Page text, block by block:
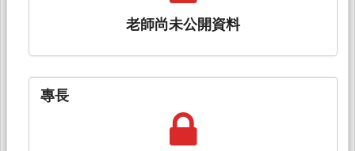
老師尚未公開資料
專長